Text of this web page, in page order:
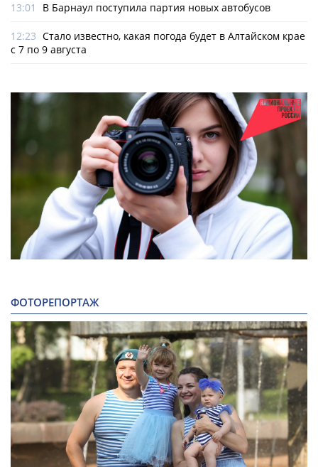
13:01 В Барнаул поступила партия новых автобусов
12:23 Стало известно, какая погода будет в Алтайском крае
с 7 по 9 августа
ФОТОРЕПОРТАЖ